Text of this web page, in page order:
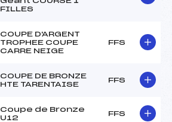
FILLES
COUPE D'ARGENT
TROPHEE COUPE
CARRE NEIGE
FFS
COUPE DE BRONZE
HTE TARENTAISE
FFS
Coupe de Bronze
U12
FFS